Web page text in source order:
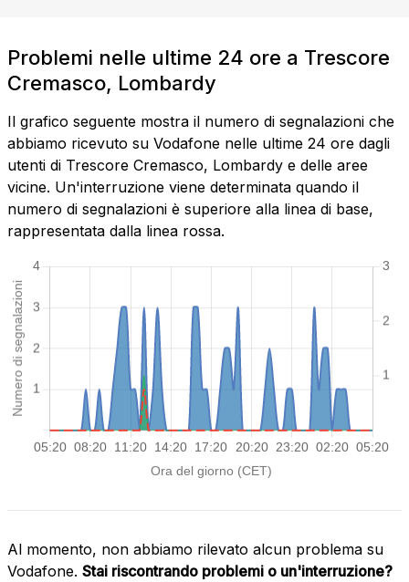
Problemi nelle ultime 24 ore a Trescore
Cremasco, Lombardy
Il grafico seguente mostra il numero di segnalazioni che
abbiamo ricevuto su Vodafone nelle ultime 24 ore dagli
utenti di Trescore Cremasco, Lombardy e delle aree
vicine. Un'interruzione viene determinata quando il
numero di segnalazioni è superiore alla linea di base,
rappresentata dalla linea rossa.
Al momento, non abbiamo rilevato alcun problema su
Vodafone. Stai riscontrando problemi o un'interruzione?